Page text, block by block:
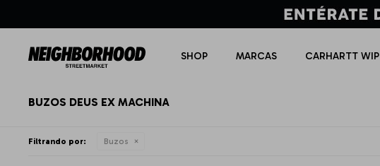
SHOP MARCAS CARHARTT WIP
BUZOS DEUS EX MACHINA
Filtrando por: Buzos